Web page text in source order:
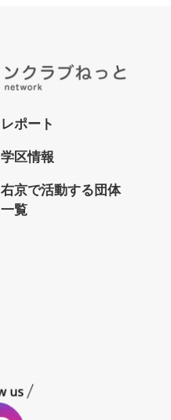
レポート
学区情報
右京で活動する団体
一覧